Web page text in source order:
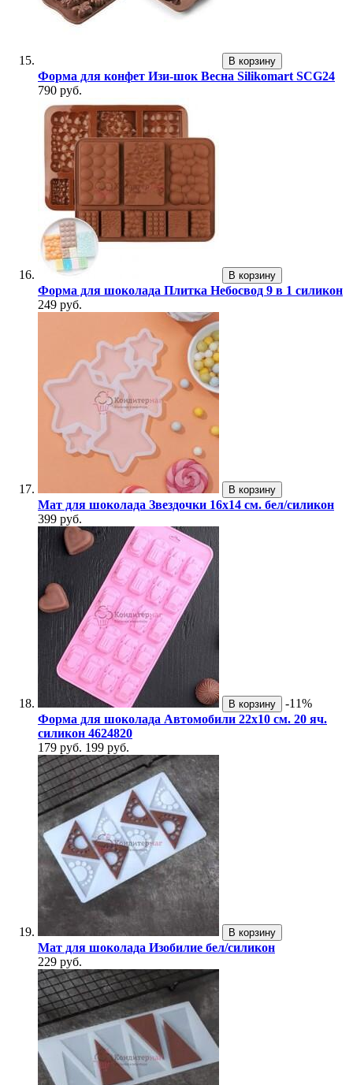
В корзину
Форма для конфет Изи-шок Весна Silikomart SCG24
790 руб.
В корзину
Форма для шоколада Плитка Небосвод 9 в 1 силикон
249 руб.
В корзину
Мат для шоколада Звездочки 16х14 см. бел/силикон
399 руб.
В корзину
-11%
Форма для шоколада Автомобили 22х10 см. 20 яч.
силикон 4624820
179 руб. 199 руб.
В корзину
Мат для шоколада Изобилие бел/силикон
229 руб.